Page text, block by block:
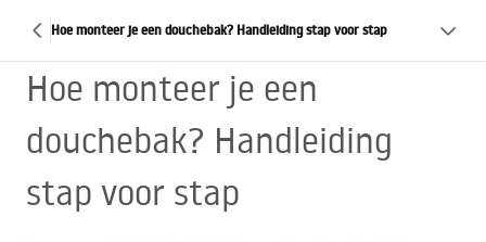
Hoe monteer je een douchebak? Handleiding stap voor stap
Hoe monteer je een
douchebak? Handleiding
stap voor stap